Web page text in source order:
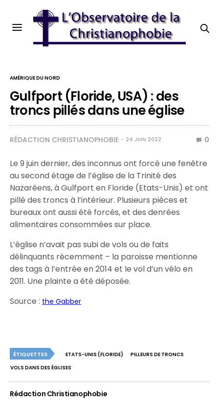
AMÉRIQUE DU NORD
Gulfport (Floride, USA) : des
troncs pillés dans une église
RÉDACTION CHRISTIANOPHOBIE 24 JUIN 2022 0
Le 9 juin dernier, des inconnus ont forcé une fenêtre
au second étage de l’église de la Trinité des
Nazaréens, à Gulfport en Floride (Etats-Unis) et ont
pillé des troncs à l’intérieur. Plusieurs pièces et
bureaux ont aussi été forcés, et des denrées
alimentaires consommées sur place.
L’église n’avait pas subi de vols ou de faits
délinquants récemment – la paroisse mentionne
des tags à l’entrée en 2014 et le vol d’un vélo en
2011. Une plainte a été déposée.
Source : the Gabber
ÉTIQUETTES ETATS-UNIS (FLORIDE)
PILLEURS DE TRONCS
VOLS DANS DES ÉGLISES
Rédaction Christianophobie